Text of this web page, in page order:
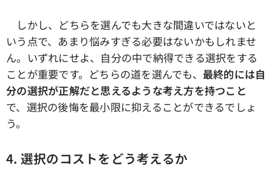
しかし、どちらを選んでも大きな間違いではないと
いう点で、あまり悩みすぎる必要はないかもしれませ
ん。いずれにせよ、自分の中で納得できる選択をする
ことが重要です。どちらの道を選んでも、 最終的には自
分の選択が正解だと思えるような考え方を持つこと
で、選択の後悔を最小限に抑えることができるでしょ
う。
4. 選択のコストをどう考えるか